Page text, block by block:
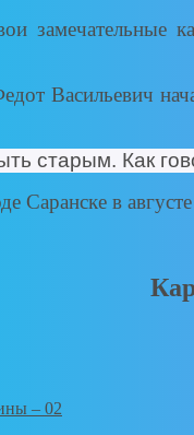
замечательные
Васильевич
старым. Как
Саранске в